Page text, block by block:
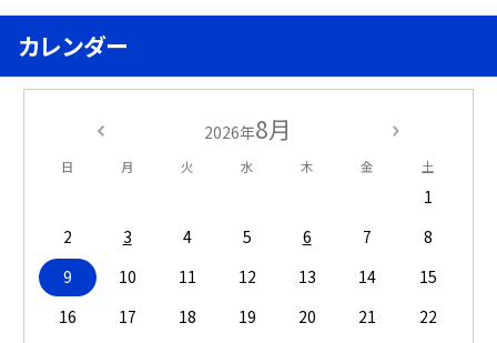
カレンダー
2026年8月
日 月 火 水 木 金 土
1
2
3 4 5 6 7
8
9
10 11 12 13 14
15
16
17 18 19 20 21
22